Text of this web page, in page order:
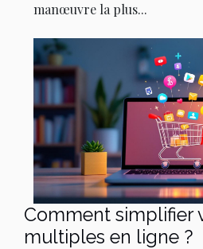
manœuvre la plus...
Comment simplifier
multiples en ligne ?